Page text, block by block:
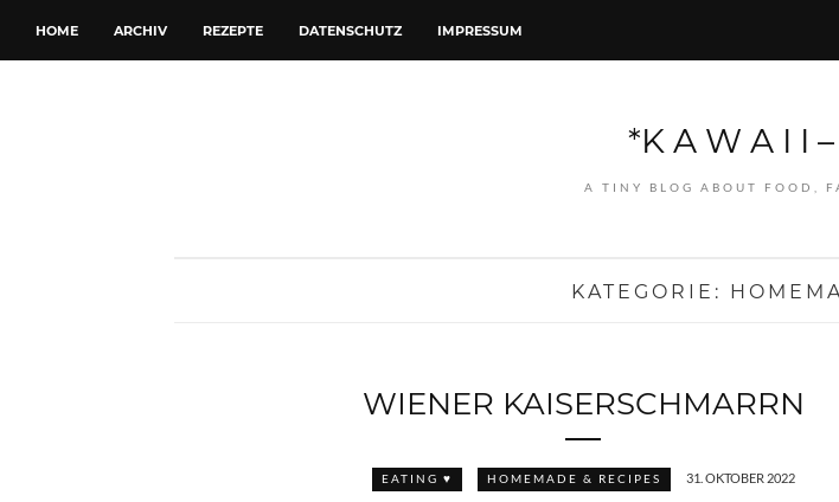
HOME ARCHIV REZEPTE DATENSCHUTZ IMPRESSUM
*K A W A I I
A TINY BLOG ABOUT FOOD,
KATEGORIE:
WIENER KAISERSCHMARRN
EATING ♥ HOMEMADE & RECIPES 31. OKTOBER 2022